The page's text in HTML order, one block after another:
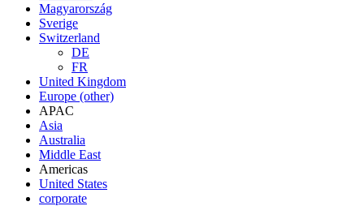
Magyarország
Sverige
Switzerland
DE
FR
United Kingdom
Europe (other)
APAC
Asia
Australia
Middle East
Americas
United States
corporate